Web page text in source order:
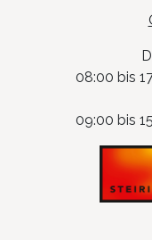
08:00 bis
09:00 bis